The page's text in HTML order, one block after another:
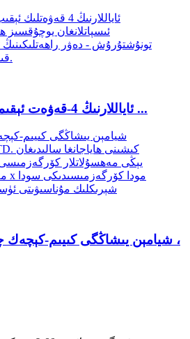
ئاياللارنىڭ 4-قەۋەت ئېقىمى تونۇشتۇرۇش ...
شيامېن يىشاڭگى كىيىم-كېچەك